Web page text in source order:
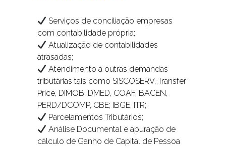
Serviços de conciliação empresas
com contabilidade própria;
Atualização de contabilidades
atrasadas;
Atendimento à outras demandas
tributárias tais como SISCOSERV, Transfer
Price, DIMOB, DMED, COAF, BACEN,
PERD/DCOMP, CBE; IBGE, ITR;
Parcelamentos Tributários;
Análise Documental e apuração de
cálculo de Ganho de Capital de Pessoa